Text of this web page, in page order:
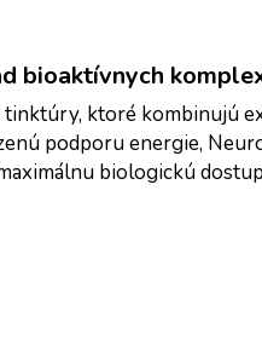
bioaktívnych
ktoré kombinujú
podporu energie,
biologickú